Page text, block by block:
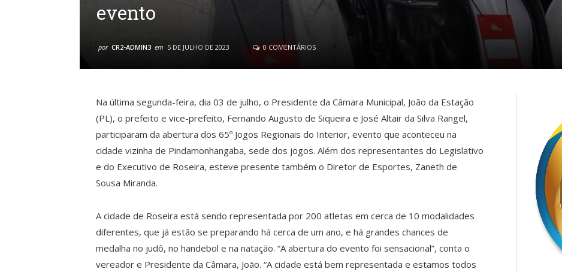
evento
por CR2-ADMIN3 em 5 DE JULHO DE 2023 0 COMENTÁRIOS
Na última segunda-feira, dia 03 de julho, o Presidente da Câmara Municipal, João da Estação
(PL), o prefeito e vice-prefeito, Fernando Augusto de Siqueira e José Altair da Silva Rangel,
participaram da abertura dos 65º Jogos Regionais do Interior, evento que aconteceu na
cidade vizinha de Pindamonhangaba, sede dos jogos. Além dos representantes do Legislativo
e do Executivo de Roseira, esteve presente também o Diretor de Esportes, Zaneth de
Sousa Miranda.
A cidade de Roseira está sendo representada por 200 atletas em cerca de 10 modalidades
diferentes, que já estão se preparando há cerca de um ano, e há grandes chances de
medalha no judô, no handebol e na natação. “A abertura do evento foi sensacional”, conta o
vereador e Presidente da Câmara, João. “A cidade está bem representada e estamos todos